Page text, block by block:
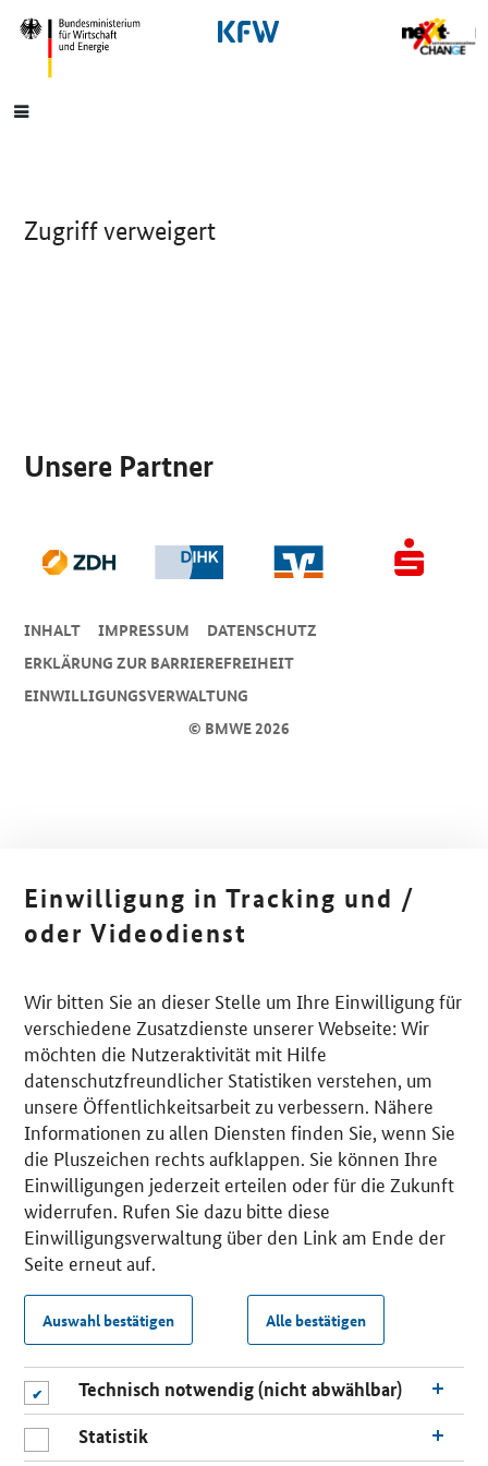
SrOnlyNavigation
Hauptmenü
Zugriff verweigert
Unsere Partner
© BMWE 2026
INHALT IMPRESSUM
DA­TEN­SCHUTZ
ERKLÄRUNG ZUR BARRIEREFREIHEIT
EINWILLIGUNGSVERWALTUNG
Einwilligung in Tracking und /
oder Videodienst
Wir bitten Sie an dieser Stelle um Ihre Einwilligung für
verschiedene Zusatzdienste unserer Webseite: Wir
möchten die Nutzeraktivität mit Hilfe
datenschutzfreundlicher Statistiken verstehen, um
unsere Öffentlichkeitsarbeit zu verbessern. Nähere
Informationen zu allen Diensten finden Sie, wenn Sie
die Pluszeichen rechts aufklappen. Sie können Ihre
Einwilligungen jederzeit erteilen oder für die Zukunft
widerrufen. Rufen Sie dazu bitte diese
Einwilligungsverwaltung über den Link am Ende der
Seite erneut auf.
Auswahl bestätigen Alle bestätigen
Technisch notwendig (nicht abwählbar)
Statistik